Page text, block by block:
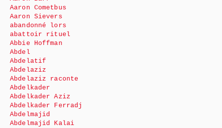
Aaron Cometbus
Aaron Sievers
abandonné lors
abattoir rituel
Abbie Hoffman
Abdel
Abdelatif
Abdelaziz
Abdelaziz raconte
Abdelkader
Abdelkader Aziz
Abdelkader Ferradj
Abdelmajid
Abdelmajid Kalai